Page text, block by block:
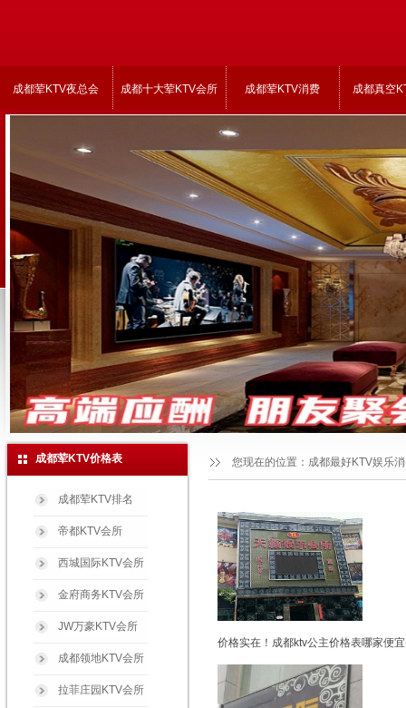
成都荤KTV夜总会 成都十大荤KTV会所 成都荤KTV消费 成都真空
成都荤KTV价格表
成都荤KTV排名
帝都KTV会所
西城国际KTV会所
金府商务KTV会所
JW万豪KTV会所
成都领地KTV会所
拉菲庄园KTV会所
价格实在！成都ktv公主价格表哪家便
您现在的位置： 成都最好KTV娱乐